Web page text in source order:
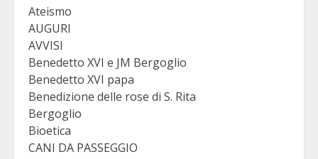
Ateismo
AUGURI
AVVISI
Benedetto XVI e JM Bergoglio
Benedetto XVI papa
Benedizione delle rose di S. Rita
Bergoglio
Bioetica
CANI DA PASSEGGIO